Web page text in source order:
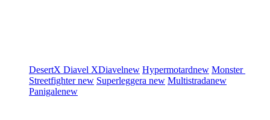
DesertX Diavel XDiavelnew Hypermotardnew Monster
Streetfighternew Superleggera new Multistradanew
Panigalenew